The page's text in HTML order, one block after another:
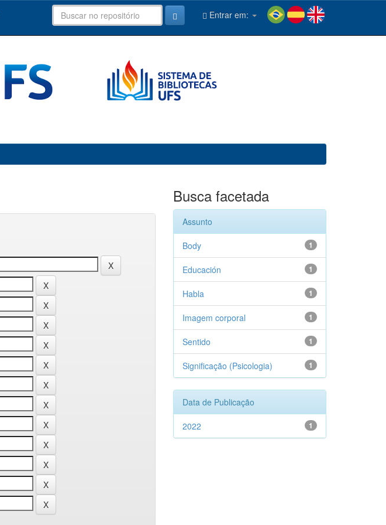
Entrar em:
Busca facetada
Assunto
1
Body
1
Educación
1
Habla
1
Imagem corporal
1
Sentido
1
Significação (Psicologia)
Data de Publicação
1
2022